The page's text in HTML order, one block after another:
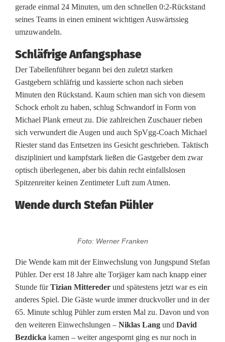
o
r
c
h
:
S
t
e
f
a
h
l
e
r
gerade einmal 24 Minuten, um den schnellen 0:2-Rückstand
seines Teams in einen eminent wichtigen Auswärtssieg
umzuwandeln.
Schläfrige Anfangsphase
Der Tabellenführer begann bei den zuletzt starken
Gastgebern schläfrig und kassierte schon nach sieben
Minuten den Rückstand. Kaum schien man sich von diesem
Schock erholt zu haben, schlug Schwandorf in Form von
Michael Plank erneut zu. Die zahlreichen Zuschauer rieben
sich verwundert die Augen und auch SpVgg-Coach Michael
Riester stand das Entsetzen ins Gesicht geschrieben. Taktisch
diszipliniert und kampfstark ließen die Gastgeber dem zwar
optisch überlegenen, aber bis dahin recht einfallslosen
Spitzenreiter keinen Zentimeter Luft zum Atmen.
Wende durch Stefan Pühler
Foto: Werner Franken
Die Wende kam mit der Einwechslung von Jungspund Stefan
Pühler. Der erst 18 Jahre alte Torjäger kam nach knapp einer
Stunde fürTizian Mittereder und spätestens jetzt war es ein
anderes Spiel. Die Gäste wurde immer druckvoller und in der
65. Minute schlug Pühler zum ersten Mal zu. Davon und von
den weiteren Einwechslungen – Niklas Lang und David
Bezdicka kamen – weiter angespornt ging es nur noch in